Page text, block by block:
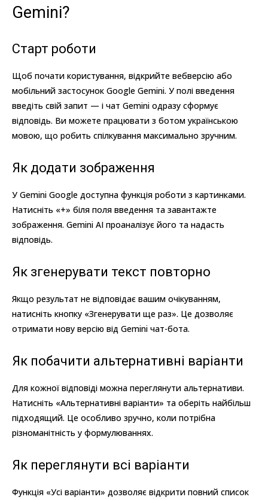
Gemini?
Старт роботи
Щоб почати користування, відкрийте вебверсію або
мобільний застосунок Google Gemini. У полі введення
введіть свій запит — і чат Gemini одразу сформує
відповідь. Ви можете працювати з ботом українською
мовою, що робить спілкування максимально зручним.
Як додати зображення
У Gemini Google доступна функція роботи з картинками.
Натисніть «+» біля поля введення та завантажте
зображення. Gemini AI проаналізує його та надасть
відповідь.
Як згенерувати текст повторно
Якщо результат не відповідає вашим очікуванням,
натисніть кнопку «Згенерувати ще раз». Це дозволяє
отримати нову версію від Gemini чат-бота.
Як побачити альтернативні варіанти
Для кожної відповіді можна переглянути альтернативи.
Натисніть «Альтернативні варіанти» та оберіть найбільш
підходящий. Це особливо зручно, коли потрібна
різноманітність у формулюваннях.
Як переглянути всі варіанти
Функція «Усі варіанти» дозволяє відкрити повний список